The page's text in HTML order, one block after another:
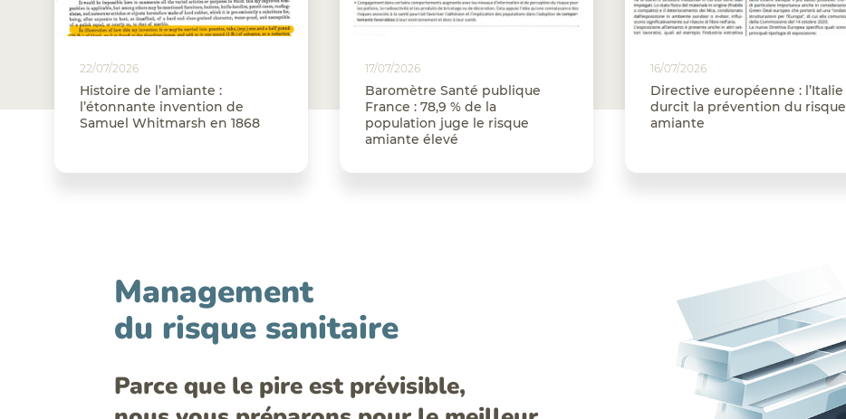
22/07/2026
Histoire de l’amiante :
l’étonnante invention de
Samuel Whitmarsh en 1868
17/07/2026
Baromètre Santé publique
France : 78,9 % de la
population juge le risque
amiante élevé
16/07/2026
Directive européenne : l’Italie
durcit la prévention du risque
amiante
Management
du risque sanitaire
Parce que le pire est prévisible,